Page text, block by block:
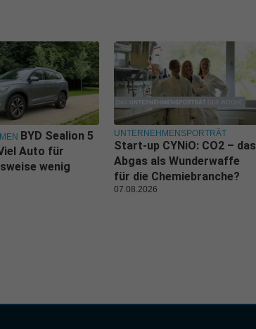
BYD Sealion 5
Auto für
wenig
UNTERNEHMENSPORTRÄT
Start-up CYNiO: CO2 – das
Abgas als Wunderwaffe
für die Chemiebranche?
07.08.2026